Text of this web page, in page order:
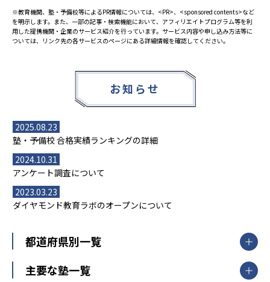
※教育機関、塾・予備校等によるPR情報については、<PR>、<sponsored contents>など
を明示します。また、一部の記事・検索機能において、アフィリエイトプログラム等を利
用した提携機関・企業のサービス紹介を行っています。サービス内容や申し込み方法等に
ついては、リンク先の各サービスのページにある詳細情報を確認してください。
お知らせ
2025.08.23
塾・予備校 合格実績ランキングの詳細
2024.10.31
アンケート調査について
2023.03.23
ダイヤモンド教育ラボのオープンについて
都道府県別一覧
北海道・東北
主要な塾一覧